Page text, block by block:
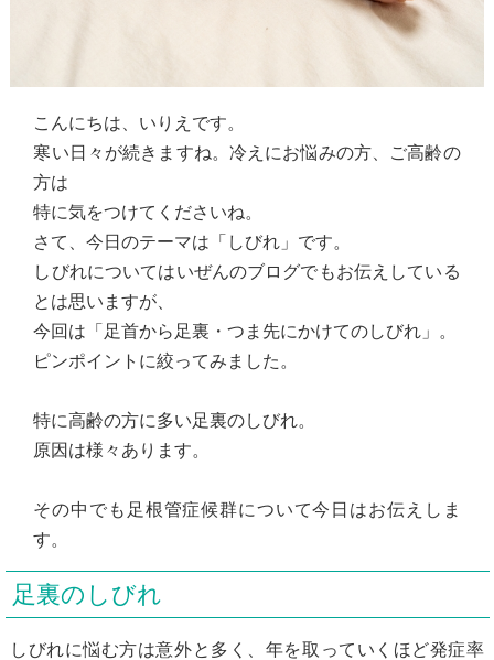
こんにちは、いりえです。
寒い日々が続きますね。冷えにお悩みの方、ご高齢の
方は
特に気をつけてくださいね。
さて、今日のテーマは「しびれ」です。
しびれについてはいぜんのブログでもお伝えしている
とは思いますが、
今回は「足首から足裏・つま先にかけてのしびれ」。
ピンポイントに絞ってみました。
特に高齢の方に多い足裏のしびれ。
原因は様々あります。
その中でも足根管症候群について今日はお伝えしま
す。
足裏のしびれ
しびれに悩む方は意外と多く、年を取っていくほど発症率